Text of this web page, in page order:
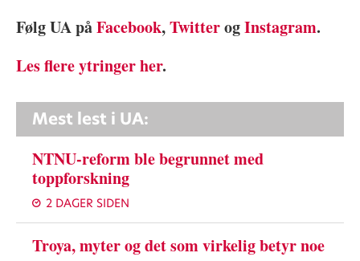
Følg UA påFacebook,TwitterogInstagram.
Les flere ytringer her.
Mest lest i UA:
NTNU-reform ble begrunnet med
toppforskning
2 DAGER SIDEN
Troya, myter og det som virkelig betyr noe